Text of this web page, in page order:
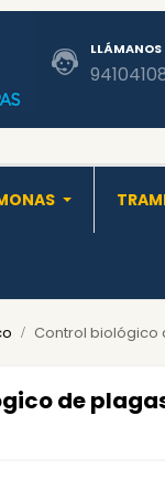
LLÁMANOS
Control biológico
de